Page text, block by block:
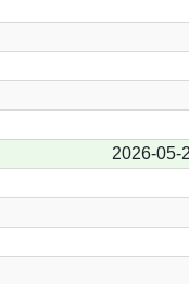
2026-05-